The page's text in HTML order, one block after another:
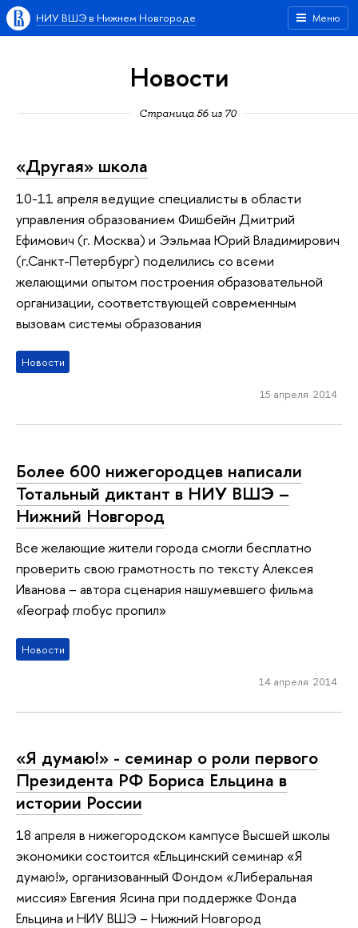
Меню
НИУ ВШЭ в Нижнем Новгороде
Новости
Страница 56 из 70
«Другая» школа
10-11 апреля ведущие специалисты в области
управления образованием Фишбейн Дмитрий
Ефимович (г. Москва) и Ээльмаа Юрий Владимирович
(г.Санкт-Петербург) поделились со всеми
желающими опытом построения образовательной
организации, соответствующей современным
вызовам системы образования
Новости
15 апреля 2014
Более 600 нижегородцев написали
Тотальный диктант в НИУ ВШЭ –
Нижний Новгород
Все желающие жители города смогли бесплатно
проверить свою грамотность по тексту Алексея
Иванова – автора сценария нашумевшего фильма
«Географ глобус пропил»
Новости
14 апреля 2014
«Я думаю!» - семинар о роли первого
Президента РФ Бориса Ельцина в
истории России
18 апреля в нижегородском кампусе Высшей школы
экономики состоится «Ельцинский семинар «Я
думаю!», организованный Фондом «Либеральная
миссия» Евгения Ясина при поддержке Фонда
Ельцина и НИУ ВШЭ – Нижний Новгород